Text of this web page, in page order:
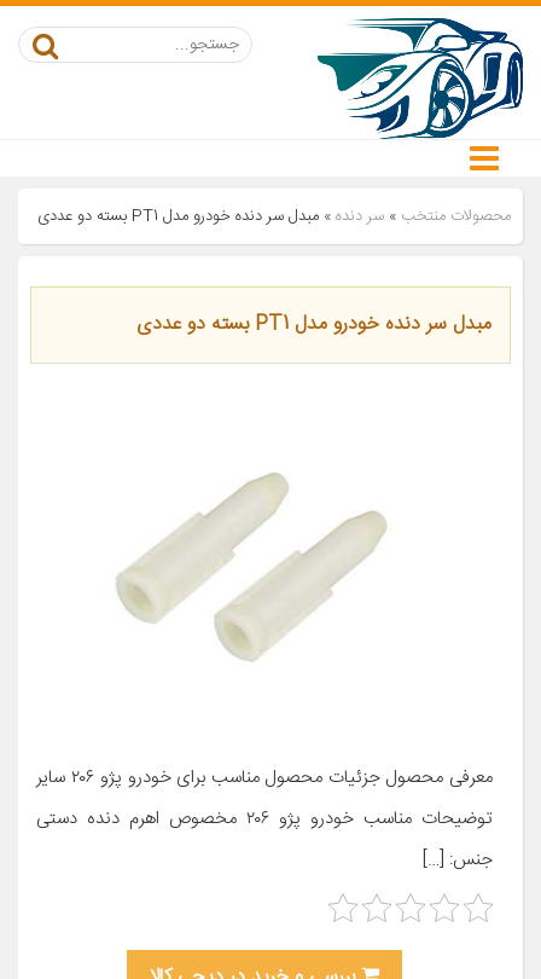
محصولات منتخب » سر دنده» مبدل سر دنده خودرو مدل PT1 بسته دو عددی
مبدل سر دنده خودرو مدل PT1 بسته دو عددی
معرفی محصول جزئیات محصول مناسب برای خودرو پژو ۲۰۶ سایر
توضیحات مناسب خودرو پژو ۲۰۶ مخصوص اهرم دنده دستی
جنس: […]